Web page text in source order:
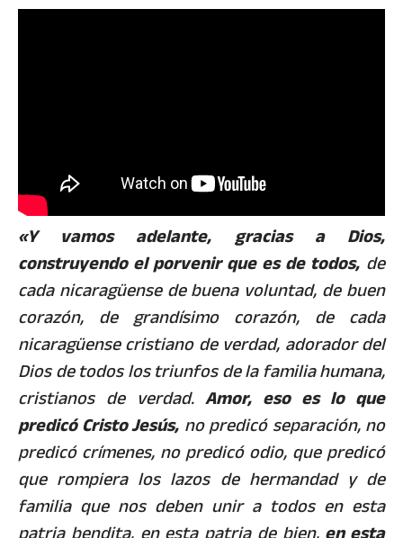
«Y vamos adelante, gracias a Dios,
construyendo el porvenir que es de todos, de
cada nicaragüense de buena voluntad, de buen
corazón, de grandísimo corazón, de cada
nicaragüense cristiano de verdad, adorador del
Dios de todos los triunfos de la familia humana,
cristianos de verdad. Amor, eso es lo que
predicó Cristo Jesús,no predicó separación, no
predicó crímenes, no predicó odio, que predicó
que rompiera los lazos de hermandad y de
familia que nos deben unir a todos en esta